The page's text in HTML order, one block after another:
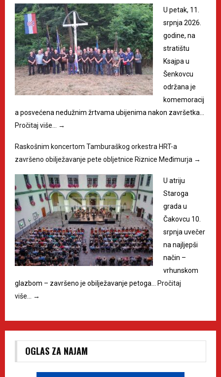
U petak, 11.
srpnja 2026.
godine, na
stratištu
Ksajpa u
Šenkovcu
održana je
komemoracij
a posvećena nedužnim žrtvama ubijenima nakon završetka…
Pročitaj više… →
Raskošnim koncertom Tamburaškog orkestra HRT-a
završeno obilježavanje pete obljetnice Riznice Međimurja →
U atriju
Staroga
grada u
Čakovcu 10.
srpnja uvečer
na najljepši
način –
vrhunskom
glazbom – završeno je obilježavanje petoga… Pročitaj
više… →
OGLAS ZA NAJAM